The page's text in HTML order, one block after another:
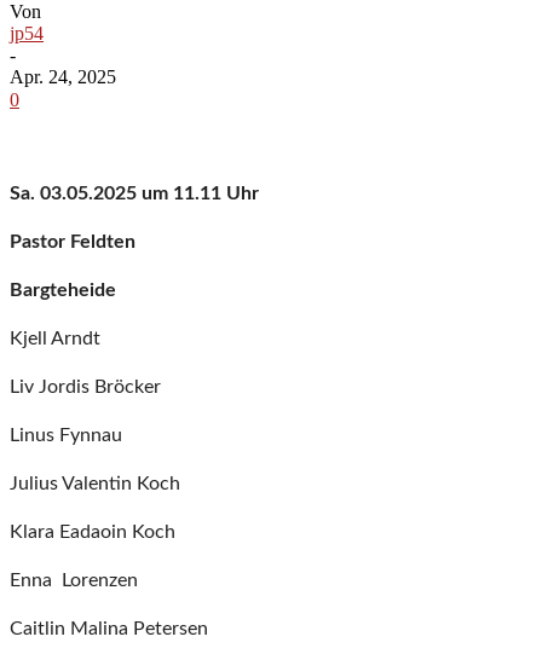
Von
jp54
-
Apr. 24, 2025
0
Sa. 03.05.2025 um 11.11 Uhr
Pastor Feldten
Bargteheide
Kjell Arndt
Liv Jordis Bröcker
Linus Fynnau
Julius Valentin Koch
Klara Eadaoin Koch
Enna Lorenzen
Caitlin Malina Petersen